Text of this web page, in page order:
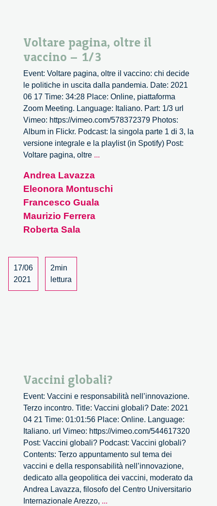
Voltare pagina, oltre il
vaccino – 1/3
Event: Voltare pagina, oltre il vaccino: chi decide
le politiche in uscita dalla pandemia. Date: 2021
06 17 Time: 34:28 Place: Online, piattaforma
Zoom Meeting. Language: Italiano. Part: 1/3 url
Vimeo: https://vimeo.com/578372379 Photos:
Album in Flickr. Podcast: la singola parte 1 di 3, la
versione integrale e la playlist (in Spotify) Post:
Voltare pagina, oltre ...
il
Andrea Lavazza
Eleonora Montuschi
Francesco Guala
Maurizio Ferrera
Roberta Sala
17/06
2021
2min
lettura
Vaccini globali?
Event: Vaccini e responsabilità nell’innovazione.
Terzo incontro. Title: Vaccini globali? Date: 2021
04 21 Time: 01:01:56 Place: Online. Language:
Italiano. url Vimeo: https://vimeo.com/544617320
Post: Vaccini globali? Podcast: Vaccini globali?
Contents: Terzo appuntamento sul tema dei
vaccini e della responsabilità nell’innovazione,
dedicato alla geopolitica dei vaccini, moderato da
Andrea Lavazza, filosofo del Centro Universitario
Internazionale Arezzo, ...